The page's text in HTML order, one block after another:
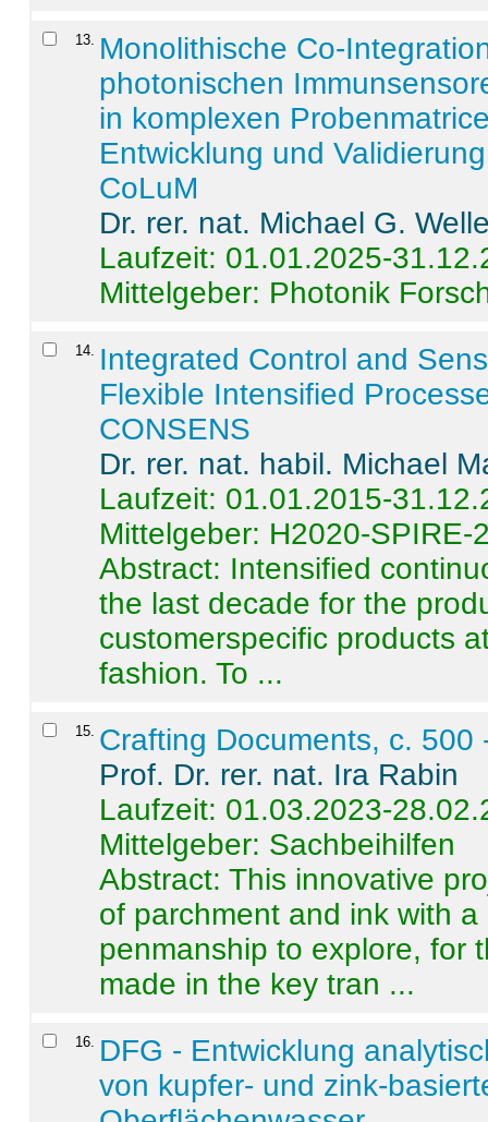
13
Monolithische Co-
photonischen
in komplexen
Entwicklung und
CoLuM
Dr. rer. nat. Michael G.
Laufzeit: 01.01.2025-
Mittelgeber: Photonik
14
Integrated Control and
Flexible Intensified
CONSENS
Dr. rer. nat. habil. Michael
Laufzeit: 01.01.2015-
Mittelgeber: H2020-SPIRE-
Abstract: Intensified
the last decade for the
customerspecific products
fashion. To ...
15 Crafting Documents, c. 500
Prof. Dr. rer. nat. Ira Rabin
Laufzeit: 01.03.2023-
Mittelgeber: Sachbeihilfen
Abstract:This innovative
of parchment and ink with
penmanship to explore, for
made in the key tran ...
16
DFG - Entwicklung
von kupfer- und zink-